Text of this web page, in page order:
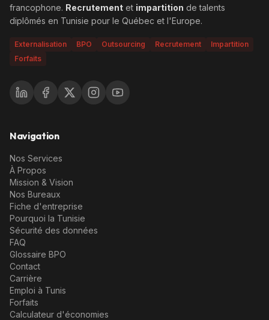
francophone. Recrutement et impartition de talents
diplômés en Tunisie pour le Québec et l'Europe.
Externalisation BPO Outsourcing Recrutement
Impartition
Forfaits
Navigation
Nos Services
À Propos
Mission & Vision
Nos Bureaux
Fiche d'entreprise
Pourquoi la Tunisie
Sécurité des données
FAQ
Glossaire BPO
Contact
Carrière
Emploi à Tunis
Forfaits
Calculateur d'économies